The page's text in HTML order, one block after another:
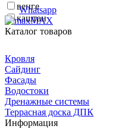
венге
каштан
Whatsapp
MAX
Каталог товаров
Кровля
Сайдинг
Фасады
Водостоки
Дренажные системы
Террасная доска ДПК
Информация